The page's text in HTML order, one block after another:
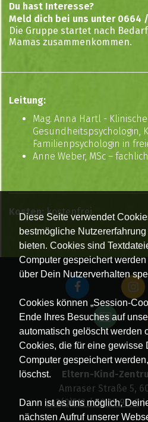
Diese Seite verwendet
bestmögliche
bieten. Cookies sind
Computer gespeichert
über Dein Nutzerverhalten
Cookies können „Session-
Ende Ihres Besuches auf
automatisch gelöscht werden
Cookies, die für eine gewisse
Computer gespeichert
löschst.
Dann ist es uns möglich,
nächsten Aufruf unserer
Du hast Interesse?
Meld dich bei uns unter 0664
Die Gruppe startet nach
Mamas zusammenkommen.
Leitung:
Mag. Anna Hartl -
Gesundheitspsychologin,
Familienpsychologin in
Anne Weber, MSc –
Kosten: kostenfrei
Eltern-Kind-
Amraser Straße 5,
+43(0)512 / 58 19 97-0|